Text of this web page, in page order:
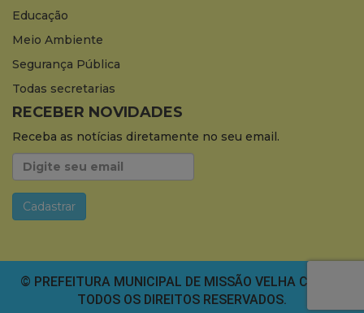
Educação
Meio Ambiente
Segurança Pública
Todas secretarias
RECEBER NOVIDADES
Receba as notícias diretamente no seu email.
© PREFEITURA MUNICIPAL DE MISSÃO VELHA CEARÁ.
TODOS OS DIREITOS RESERVADOS.